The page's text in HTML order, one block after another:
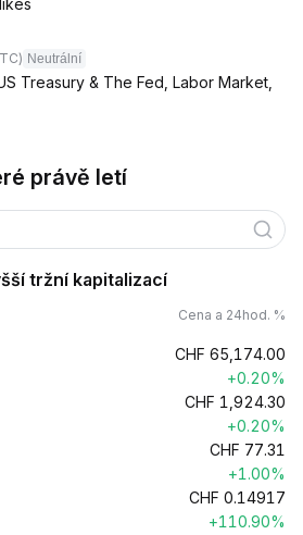
Neutrální
Treasury & The Fed, Labor Market,
právě letí
tržní kapitalizací
Cena a 24hod. %
CHF 65,174.00
+0.20%
CHF 1,924.30
+0.20%
CHF 77.31
+1.00%
CHF 0.14917
+110.90%